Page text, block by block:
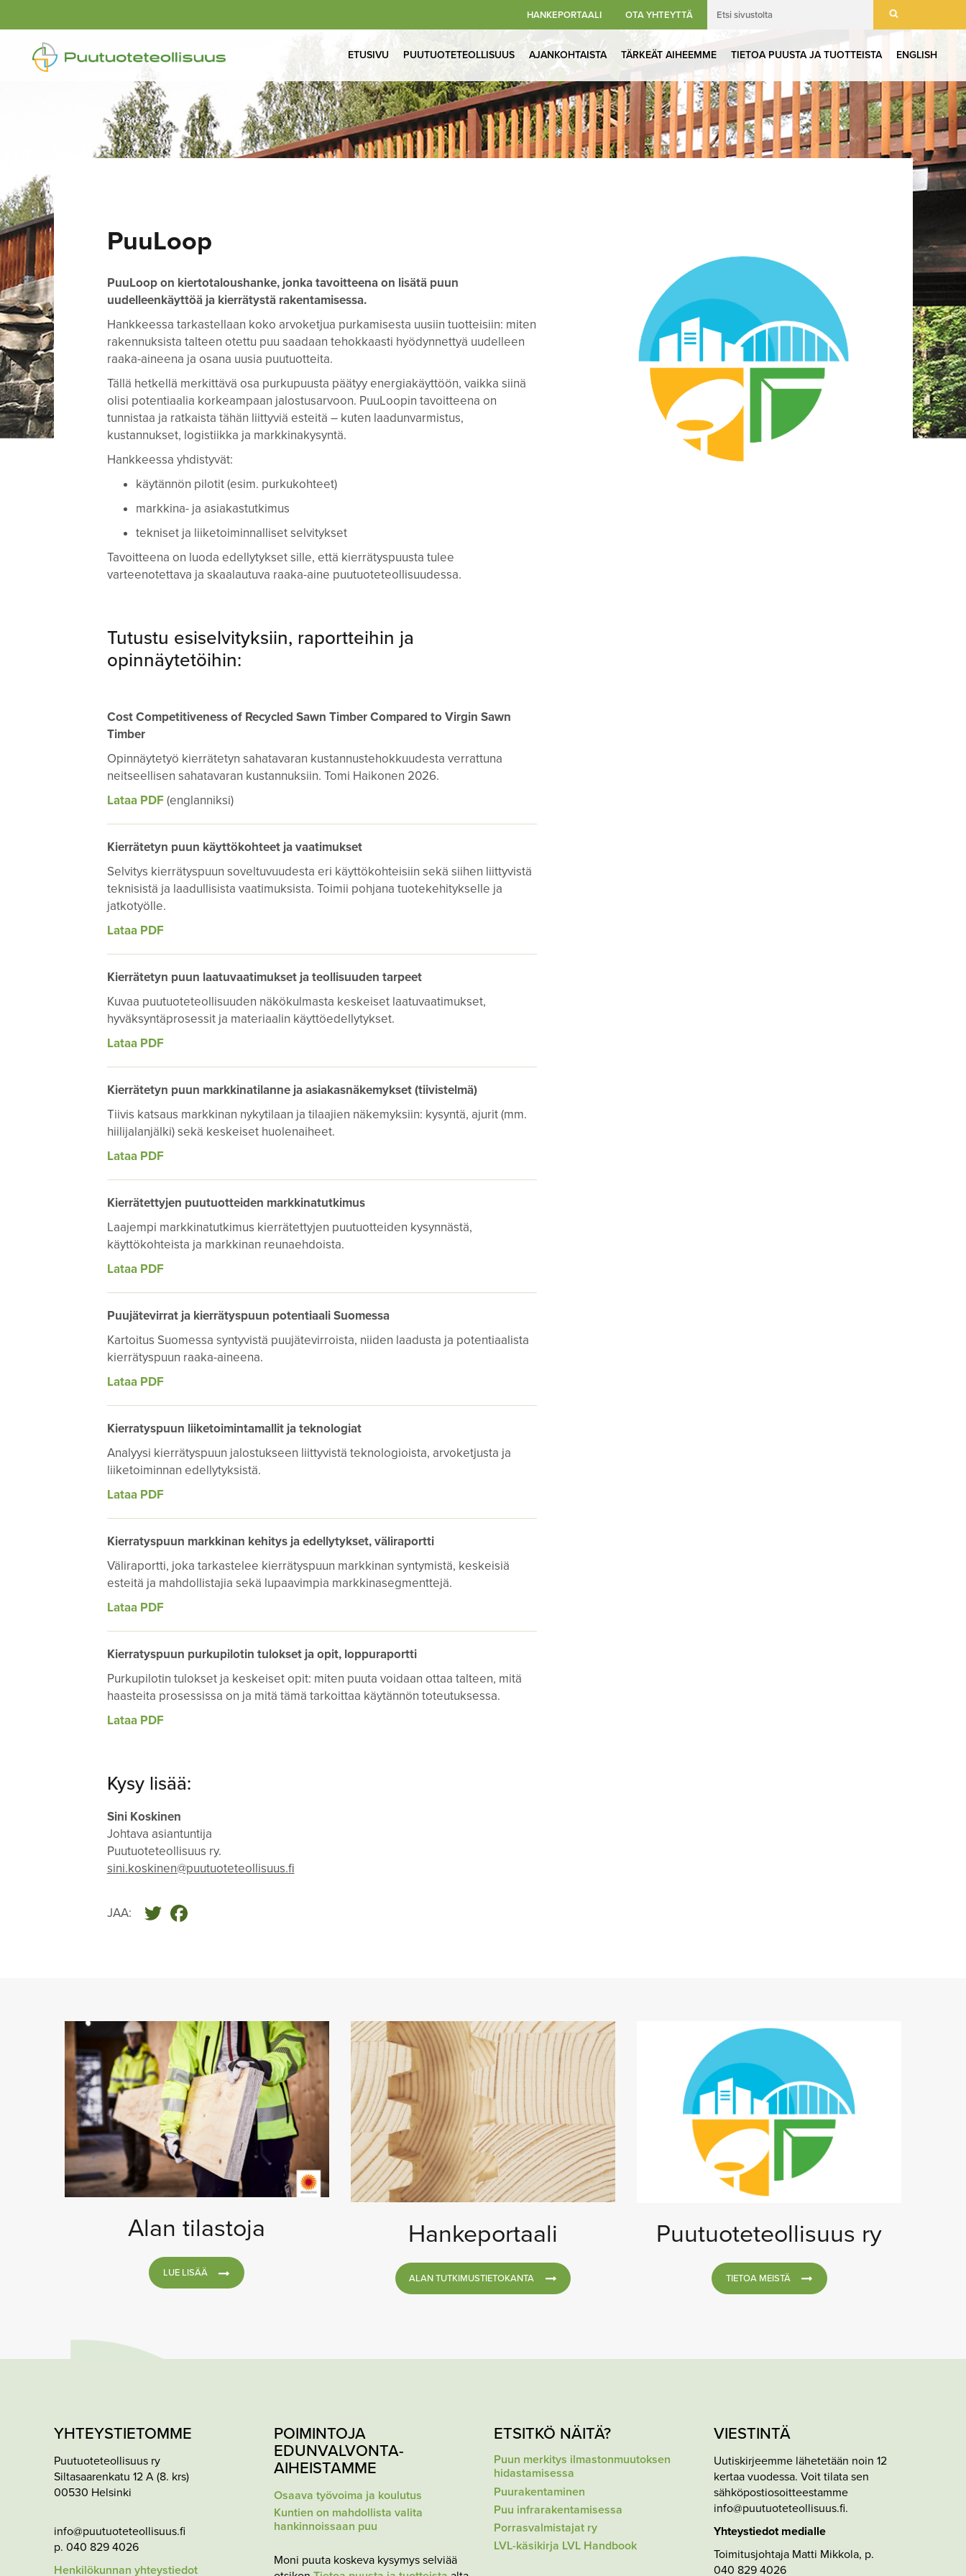
HANKEPORTAALI OTA YHTEYTTÄ
ETUSIVU PUUTUOTETEOLLISUUS AJANKOHTAISTA TÄRKEÄT AIHEEMME TIETOA PUUSTA JA TUOTTEISTA ENGLISH
PuuLoop
PuuLoop on kiertotaloushanke, jonka tavoitteena on lisätä puun
uudelleenkäyttöä ja kierrätystä rakentamisessa.
Hankkeessa tarkastellaan koko arvoketjua purkamisesta uusiin tuotteisiin: miten
rakennuksista talteen otettu puu saadaan tehokkaasti hyödynnettyä uudelleen
raaka-aineena ja osana uusia puutuotteita.
Tällä hetkellä merkittävä osa purkupuusta päätyy energiakäyttöön, vaikka siinä
olisi potentiaalia korkeampaan jalostusarvoon. PuuLoopin tavoitteena on
tunnistaa ja ratkaista tähän liittyviä esteitä – kuten laadunvarmistus,
kustannukset, logistiikka ja markkinakysyntä.
Hankkeessa yhdistyvät:
käytännön pilotit (esim. purkukohteet)
markkina- ja asiakastutkimus
tekniset ja liiketoiminnalliset selvitykset
Tavoitteena on luoda edellytykset sille, että kierrätyspuusta tulee
varteenotettava ja skaalautuva raaka-aine puutuoteteollisuudessa.
Tutustu esiselvityksiin, raportteihin ja
opinnäytetöihin:
Cost Competitiveness of Recycled Sawn Timber Compared to Virgin Sawn
Timber
Opinnäytetyö kierrätetyn sahatavaran kustannustehokkuudesta verrattuna
neitseellisen sahatavaran kustannuksiin. Tomi Haikonen 2026.
Lataa PDF(englanniksi)
Kierrätetyn puun käyttökohteet ja vaatimukset
Selvitys kierrätyspuun soveltuvuudesta eri käyttökohteisiin sekä siihen liittyvistä
teknisistä ja laadullisista vaatimuksista. Toimii pohjana tuotekehitykselle ja
jatkotyölle.
Lataa PDF
Kierrätetyn puun laatuvaatimukset ja teollisuuden tarpeet
Kuvaa puutuoteteollisuuden näkökulmasta keskeiset laatuvaatimukset,
hyväksyntäprosessit ja materiaalin käyttöedellytykset.
Lataa PDF
Kierrätetyn puun markkinatilanne ja asiakasnäkemykset (tiivistelmä)
Tiivis katsaus markkinan nykytilaan ja tilaajien näkemyksiin: kysyntä, ajurit (mm.
hiilijalanjälki) sekä keskeiset huolenaiheet.
Lataa PDF
Kierrätettyjen puutuotteiden markkinatutkimus
Laajempi markkinatutkimus kierrätettyjen puutuotteiden kysynnästä,
käyttökohteista ja markkinan reunaehdoista.
Lataa PDF
Puujätevirrat ja kierrätyspuun potentiaali Suomessa
Kartoitus Suomessa syntyvistä puujätevirroista, niiden laadusta ja potentiaalista
kierrätyspuun raaka-aineena.
Lataa PDF
Kierratyspuun liiketoimintamallit ja teknologiat
Analyysi kierrätyspuun jalostukseen liittyvistä teknologioista, arvoketjusta ja
liiketoiminnan edellytyksistä.
Lataa PDF
Kierratyspuun markkinan kehitys ja edellytykset, väliraportti
Väliraportti, joka tarkastelee kierrätyspuun markkinan syntymistä, keskeisiä
esteitä ja mahdollistajia sekä lupaavimpia markkinasegmenttejä.
Lataa PDF
Kierratyspuun purkupilotin tulokset ja opit, loppuraportti
Purkupilotin tulokset ja keskeiset opit: miten puuta voidaan ottaa talteen, mitä
haasteita prosessissa on ja mitä tämä tarkoittaa käytännön toteutuksessa.
Lataa PDF
Kysy lisää:
Sini Koskinen
Johtava asiantuntija
Puutuoteteollisuus ry.
sini.koskinen@puutuoteteollisuus.fi
JAA: Twitter
Alan tilastoja
LUE LISÄÄ
Hankeportaali
ALAN TUTKIMUSTIETOKANTA
Puutuoteteollisuus ry
TIETOA MEISTÄ
YHTEYSTIETOMME
Puutuoteteollisuus ry
Siltasaarenkatu 12 A (8. krs)
00530 Helsinki
info@puutuoteteollisuus.fi
p. 040 829 4026
Henkilökunnan yhteystiedot
POIMINTOJA
EDUNVALVONTA-
AIHEISTAMME
Osaava työvoima ja koulutus
Kuntien on mahdollista valita
hankinnoissaan puu
Moni puuta koskeva kysymys selviää
ETSITKÖ NÄITÄ?
Puun merkitys ilmastonmuutoksen
hidastamisessa
Puurakentaminen
Puu infrarakentamisessa
Porrasvalmistajat ry
LVL-käsikirja LVL Handbook
VIESTINTÄ
Uutiskirjeemme lähetetään noin 12
kertaa vuodessa. Voit tilata sen
sähköpostiosoitteestamme
info@puutuoteteollisuus.fi.
Yhteystiedot medialle
Toimitusjohtaja Matti Mikkola, p.
040 829 4026